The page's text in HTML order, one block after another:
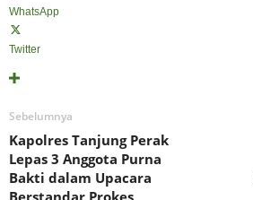
WhatsApp
Twitter
Sebelumnya
Kapolres Tanjung Perak
Lepas 3 Anggota Purna
Bakti dalam Upacara
Berstandar Prokes